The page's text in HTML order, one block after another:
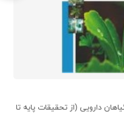
گیاهان دارویی (از تحقیقات پایه تا